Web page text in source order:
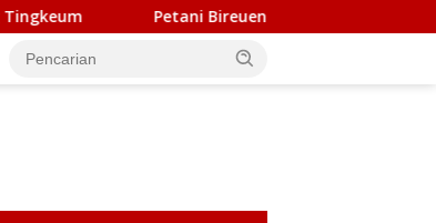
Petani Bireuen Minta Program Cetak Sawah